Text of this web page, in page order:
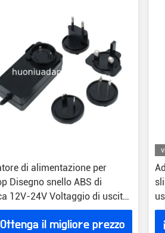
di alimentazione per
Disegno snello ABS di
12V-24V Voltaggio di uscita
UE UK
Ottenga il migliore prezzo